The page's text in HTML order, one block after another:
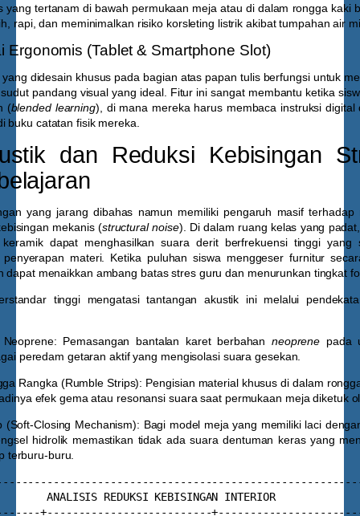
yang tertanam di bawah permukaan meja atau di dalam rongga kaki
rapi, dan meminimalkan risiko korsleting listrik akibat tumpahan air
Ergonomis (Tablet & Smartphone Slot)
didesain khusus pada bagian atas papan tulis berfungsi untuk
pandang visual yang ideal. Fitur ini sangat membantu ketika
(blended learning), di mana mereka harus membaca instruksi digital
buku catatan fisik mereka.
dan Reduksi Kebisingan
yang jarang dibahas namun memiliki pengaruh masif terhadap
mekanis (structural noise). Di dalam ruang kelas yang
dapat menghasilkan suara derit berfrekuensi tinggi yang
penyerapan materi. Ketika puluhan siswa menggeser furnitur
dapat menaikkan ambang batas stres guru dan menurunkan tingkat
tinggi mengatasi tantangan akustik ini melalui
Pemasangan bantalan karet berbahan neoprene pada
peredam getaran aktif yang mengisolasi suara gesekan.
Rangka (Rumble Strips): Pengisian material khusus di dalam
efek gema atau resonansi suara saat permukaan meja diketuk
(Soft-Closing Mechanism): Bagi model meja yang memiliki laci
hidrolik memastikan tidak ada suara dentuman keras yang
terburu-buru.
REDUKSI KEBISINGAN INTERIOR
+--------------------------